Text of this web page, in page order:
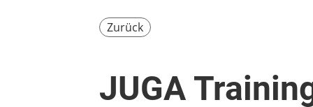
Zurück
JUGA